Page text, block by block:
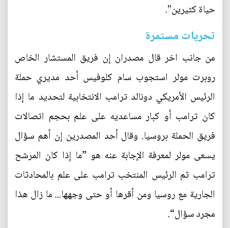
حياة كثيرين".
تحريات مستمرة
من جانب اخر قال مصدران إن فريق المستشار الخاص
روبرت مولر استجوب سام كلوفيس أحد مديري حملة
الرئيس الأمريكي دونالد ترامب الانتخابية لتحديد ما إذا
كان ترامب أو كبار مساعديه على علم بحجم اتصالات
فريق الحملة بروسيا. وقال أحد المصدرين إن أهم سؤال
يسعى مولر لمعرفة الإجابة عنه هو ”ما إذا كان المرشح
ترامب ثم الرئيس المنتخب ترامب على علم بالمحادثات
الجارية مع روسيا ومن أقرها أو حتى وجهها... ما زال هذا
مجرد سؤال“.